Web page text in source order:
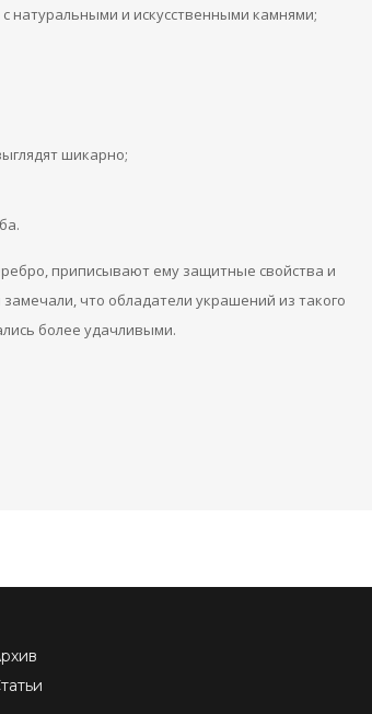
натуральными и искусственными камнями;
шикарно;
приписывают ему защитные свойства и
что обладатели украшений из такого
более удачливыми.